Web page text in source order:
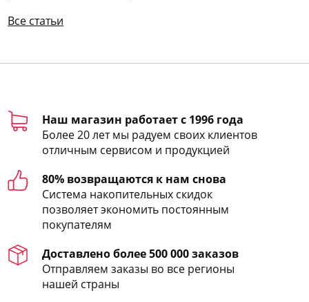
Все статьи
Наш магазин работает с 1996 года
Более 20 лет мы радуем своих клиентов
отличным сервисом и продукцией
80% возвращаются к нам снова
Система накопительных скидок
позволяет экономить постоянным
покупателям
Доставлено более 500 000 заказов
Отправляем заказы во все регионы
нашей страны